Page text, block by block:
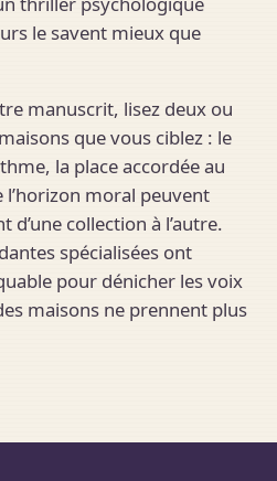
le savent mieux que
manuscrit, lisez deux ou
que vous ciblez : le
la place accordée au
moral peuvent
collection à l’autre.
spécialisées ont
pour dénicher les voix
maisons ne prennent plus